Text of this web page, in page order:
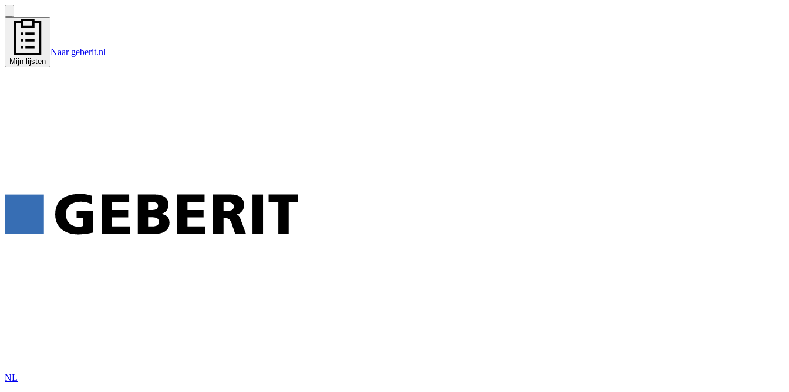
Mijn lijsten
Naar geberit.nl
NL